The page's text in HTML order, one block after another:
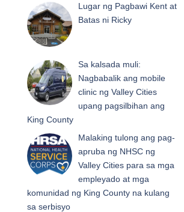
Lugar ng Pagbawi Kent at
Batas ni Ricky
Sa kalsada muli:
Nagbabalik ang mobile
clinic ng Valley Cities
upang pagsilbihan ang
King County
Malaking tulong ang pag-
apruba ng NHSC ng
Valley Cities para sa mga
empleyado at mga
komunidad ng King County na kulang
sa serbisyo